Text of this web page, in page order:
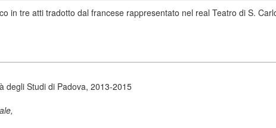
in tre atti tradotto dal francese rappresentato nel real Teatro di S.
degli Studi di Padova, 2013-2015